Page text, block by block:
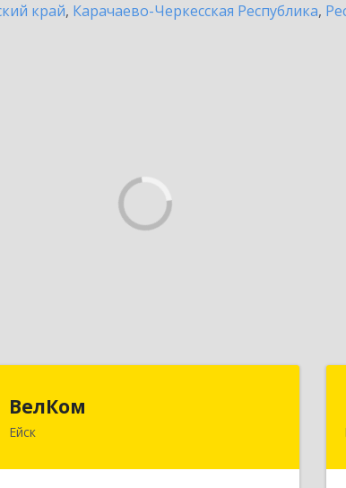
край, Карачаево-Черкесская Республика,
ВелКом
Ейск353688, Краснодарский край, Ейский